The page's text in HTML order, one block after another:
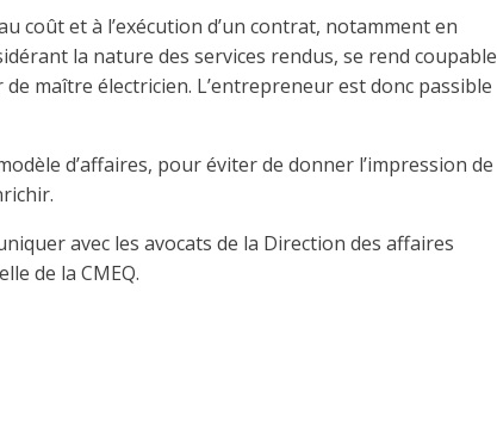
coût et à l’exécution d’un contrat, notamment en
la nature des services rendus, se rend coupable
maître électricien. L’entrepreneur est donc passible
d’affaires, pour éviter de donner l’impression de
avec les avocats de la Direction des affaires
de la CMEQ.